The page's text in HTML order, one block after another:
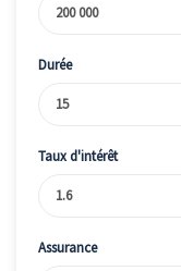
Durée
Taux d'intérêt
Assurance